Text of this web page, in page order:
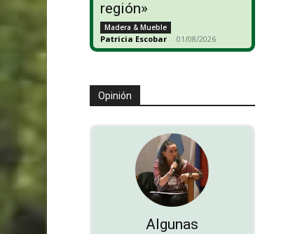
región»
Madera & Mueble
Patricia Escobar - 01/08/2026
Opinión
Algunas